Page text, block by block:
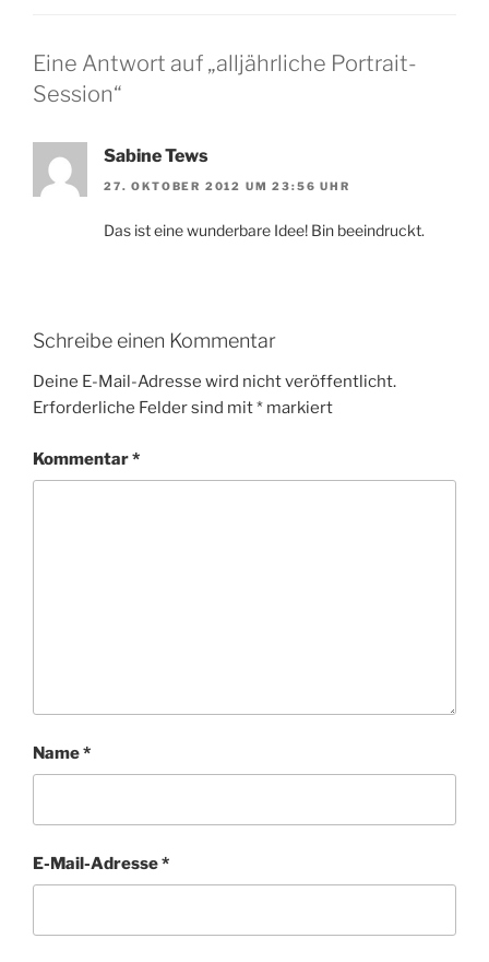
Eine Antwort auf „alljährliche Portrait-
Session“
Sabine Tews
27. OKTOBER 2012 UM 23:56 UHR
Das ist eine wunderbare Idee! Bin beeindruckt.
Schreibe einen Kommentar
Deine E-Mail-Adresse wird nicht veröffentlicht.
Erforderliche Felder sind mit* markiert
Kommentar*
Name*
E-Mail-Adresse*